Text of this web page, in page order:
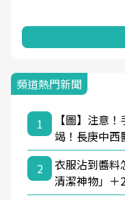
頻道熱門新聞
1
【圖】注意
竭！長庚中西
2
衣服沾到醬料
清潔神物」＋